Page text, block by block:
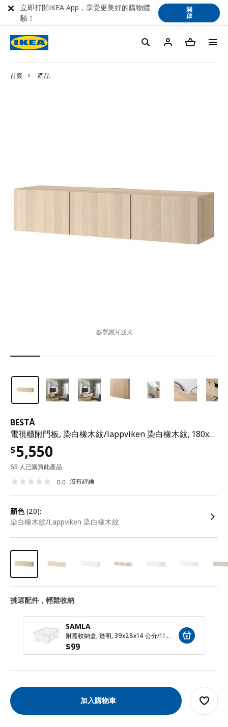
首頁 產品
BESTÅ
電視櫃附門板, 染白橡木紋/lappviken 染白橡木紋, 180x42x38 公分
$5,550
65 人已購買此產品
0.0 沒有評論
顏色(20):
染白橡木紋/Lappviken 染白橡木紋
挑選配件，輕鬆收納
SAMLA
附蓋收納盒, 透明, 39x28x14 公分/11 公升
$99
加入購物車
點擊圖片放大
立即打開IKEA App，享受更美好的購物體
驗！
開
啟